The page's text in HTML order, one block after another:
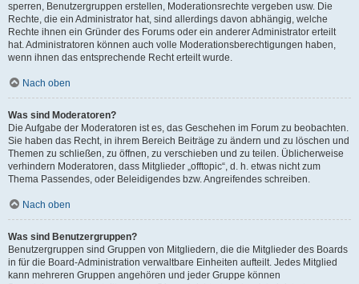
sperren, Benutzergruppen erstellen, Moderationsrechte vergeben usw. Die
Rechte, die ein Administrator hat, sind allerdings davon abhängig, welche
Rechte ihnen ein Gründer des Forums oder ein anderer Administrator erteilt
hat. Administratoren können auch volle Moderationsberechtigungen haben,
wenn ihnen das entsprechende Recht erteilt wurde.
Nach oben
Was sind Moderatoren?
Die Aufgabe der Moderatoren ist es, das Geschehen im Forum zu beobachten.
Sie haben das Recht, in ihrem Bereich Beiträge zu ändern und zu löschen und
Themen zu schließen, zu öffnen, zu verschieben und zu teilen. Üblicherweise
verhindern Moderatoren, dass Mitglieder „offtopic“, d. h. etwas nicht zum
Thema Passendes, oder Beleidigendes bzw. Angreifendes schreiben.
Nach oben
Was sind Benutzergruppen?
Benutzergruppen sind Gruppen von Mitgliedern, die die Mitglieder des Boards
in für die Board-Administration verwaltbare Einheiten aufteilt. Jedes Mitglied
kann mehreren Gruppen angehören und jeder Gruppe können